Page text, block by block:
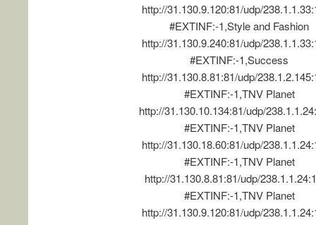
http://31.130.9.120:81/udp/
#EXTINF:-1,Style and Fashion
http://31.130.9.240:81/udp/
#EXTINF:-1,Success
http://31.130.8.81:81/udp/
#EXTINF:-1,TNV Planet
http://31.130.10.134:81/udp/
#EXTINF:-1,TNV Planet
http://31.130.18.60:81/udp/
#EXTINF:-1,TNV Planet
http://31.130.8.81:81/udp/
#EXTINF:-1,TNV Planet
http://31.130.9.120:81/udp/